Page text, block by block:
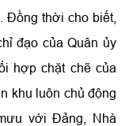
Đồng thời cho biết,
đạo của Quân ủy
hợp chặt chẽ của
khu luôn chủ động
với Đảng, Nhà